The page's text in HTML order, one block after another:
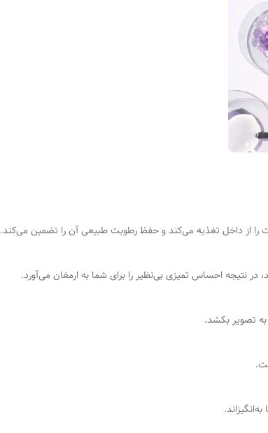
را از داخل تغذیه می‌کند و حفظ رطوبت طبیعی آن را تضمین می‌کند.
نتیجه احساس تمیزی بی‌نظیر را برای شما به ارمغان می‌آورد.
به تصویر بکشد.